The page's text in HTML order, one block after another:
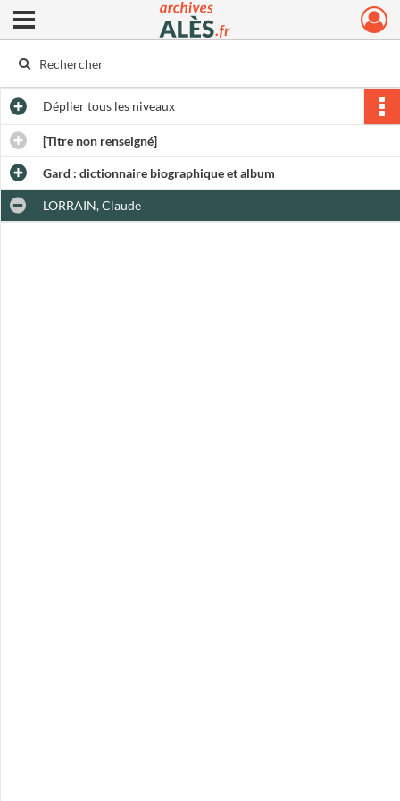
Archives municipales d'Alès
Ouvrir le menu déroulant
Dépliertous les niveaux
[Titre non renseigné]
Gard : dictionnaire biographique et album
LORRAIN, Claude